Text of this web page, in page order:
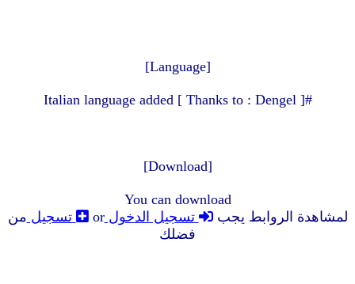
[Language]
#Italian language added [ Thanks to : Dengel ]
[Download]
You can download
لمشاهدة الروابط يجب
تسجيل الدخولor تسجيل من
فضلك